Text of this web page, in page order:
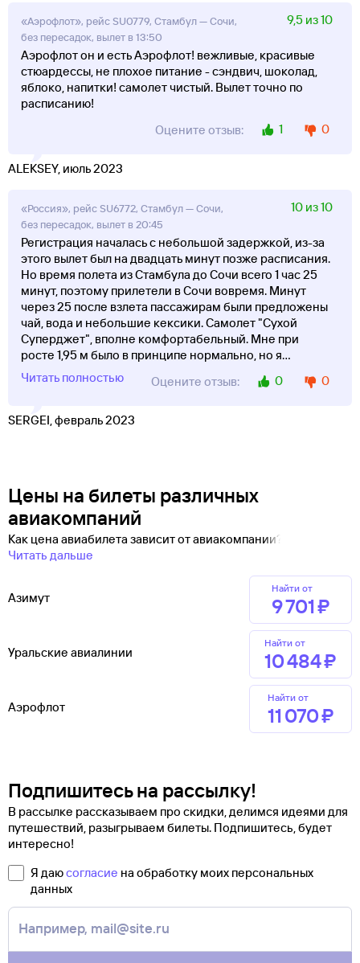
«Аэрофлот», рейс SU0779, Стамбул — Сочи,
без пересадок, вылет в 13:50
9,5 из 10
Аэрофлот он и есть Аэрофлот! вежливые, красивые
стюардессы, не плохое питание - сэндвич, шоколад,
яблоко, напитки! самолет чистый. Вылет точно по
расписанию!
Оцените отзыв:
1 0
ALEKSEY, июль 2023
«Россия», рейс SU6772, Стамбул — Сочи,
без пересадок, вылет в 20:45
10 из 10
Регистрация началась с небольшой задержкой, из-за
этого вылет был на двадцать минут позже расписания.
Но время полета из Стамбула до Сочи всего 1 час 25
минут, поэтому прилетели в Сочи вовремя. Минут
через 25 после взлета пассажирам были предложены
чай, вода и небольшие кексики. Самолет "Сухой
Суперджет", вполне комфортабельный. Мне при
росте 1,95 м было в принципе нормально, но я...
Читать полностью
Оцените отзыв: 0 0
SERGEI, февраль 2023
Цены на билеты различных
авиакомпаний
Как цена авиабилета зависит от авиакомпании?
Читать дальше
Азимут
Найти от
9 ⁠701 ⁠₽
Уральские авиалинии
Найти от
10 ⁠484 ⁠₽
Аэрофлот
Найти от
11 ⁠070 ⁠₽
Подпишитесь на рассылку!
В рассылке рассказываем про скидки, делимся идеями для
путешествий, разыгрываем билеты. Подпишитесь, будет
интересно!
Я даюсогласие на обработку моих персональных
данных